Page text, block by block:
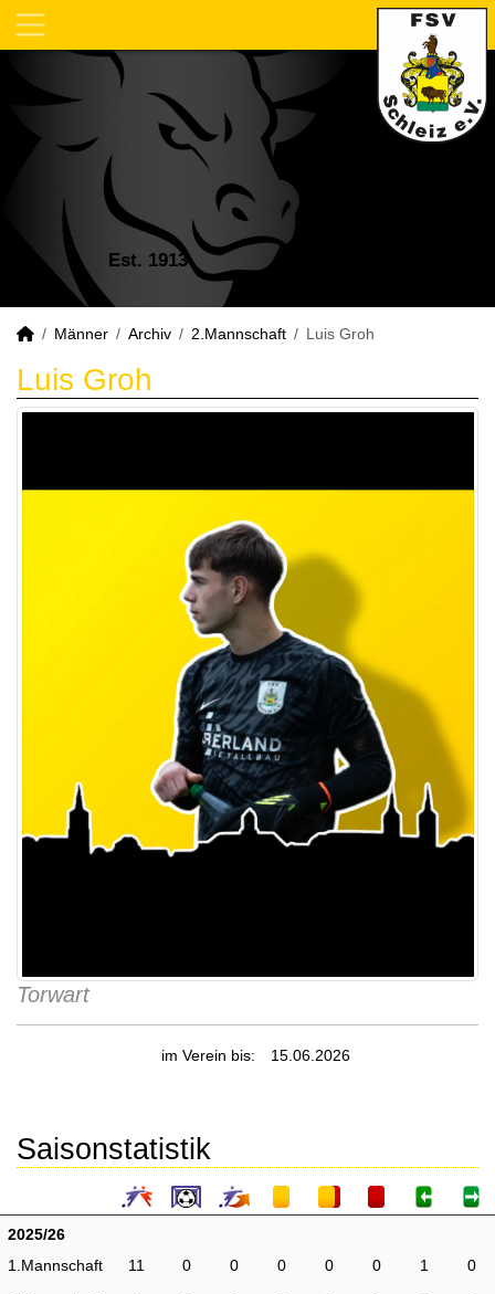
Est. 1913
Männer Archiv 2.Mannschaft Luis Groh
Luis Groh
Torwart
im Verein bis: 15.06.2026
Saisonstatistik
2025/26
1.Mannschaft
11 0 0 0 0 0 1 0